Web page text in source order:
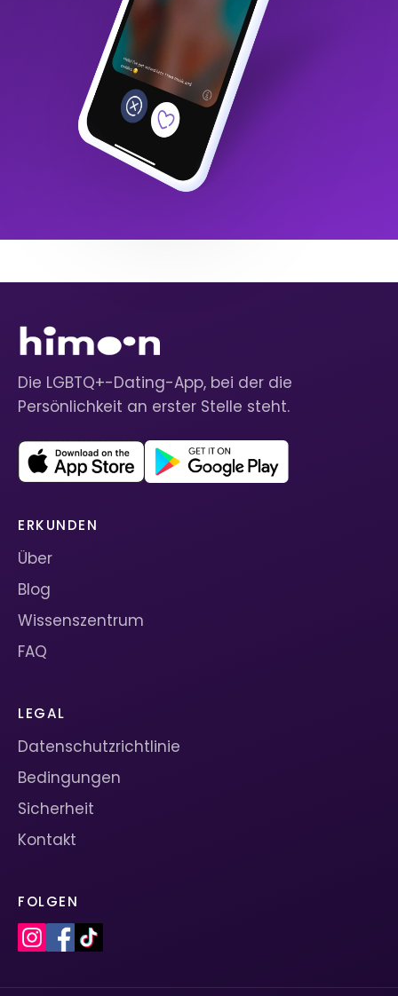
Die LGBTQ+-Dating-App, bei der die
Persönlichkeit an erster Stelle steht.
ERKUNDEN
Über
Blog
Wissenszentrum
FAQ
LEGAL
Datenschutzrichtlinie
Bedingungen
Sicherheit
Kontakt
FOLGEN